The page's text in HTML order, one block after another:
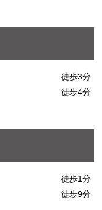
徒歩3分
徒歩4分
徒歩1分
徒歩9分